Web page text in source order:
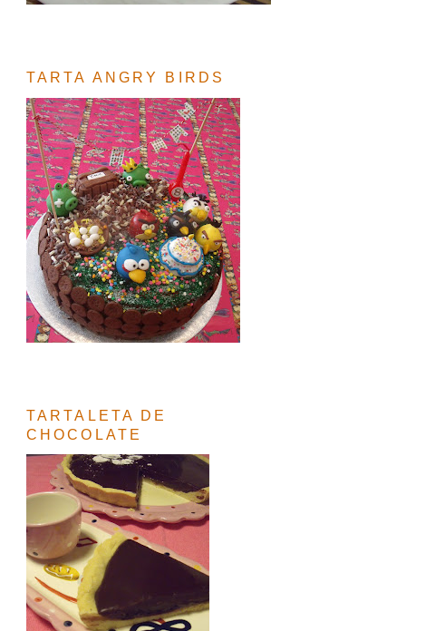
TARTA ANGRY BIRDS
TARTALETA DE
CHOCOLATE